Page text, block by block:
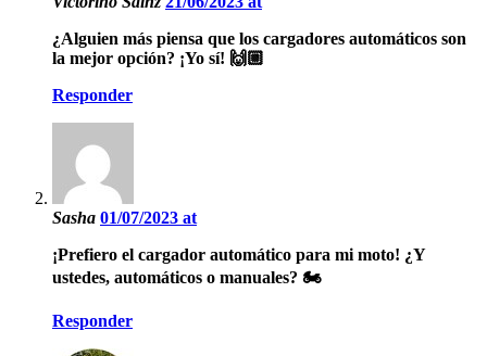
¿Alguien más piensa que los cargadores automáticos son
la mejor opción? ¡Yo sí! 🙌🏼
Responder
Sasha 01/07/2023 at
¡Prefiero el cargador automático para mi moto! ¿Y
ustedes, automáticos o manuales? 🏍️
Responder